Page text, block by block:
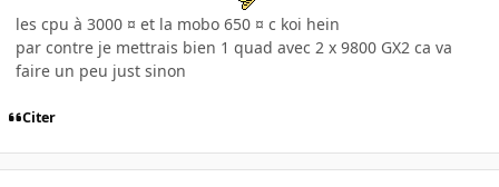
les cpu à 3000 ¤ et la mobo 650 ¤ c koi hein
par contre je mettrais bien 1 quad avec 2 x 9800 GX2 ca va
faire un peu just sinon
Citer